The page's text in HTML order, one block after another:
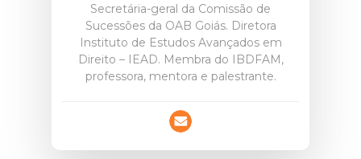
Secretária-geral da Comissão de
Sucessões da OAB Goiás. Diretora
Instituto de Estudos Avançados em
Direito – IEAD. Membra do IBDFAM,
professora, mentora e palestrante.